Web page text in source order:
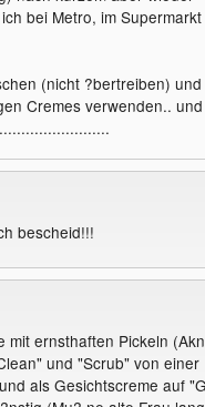
bei Metro, im Supermarkt
(nicht ?bertreiben) und
Cremes verwenden.. und
bescheid!!!
mit ernsthaften Pickeln
und "Scrub" von einer
als Gesichtscreme auf